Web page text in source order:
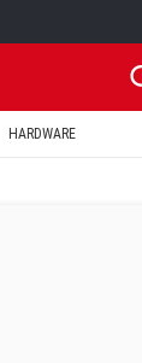
HARDWARE